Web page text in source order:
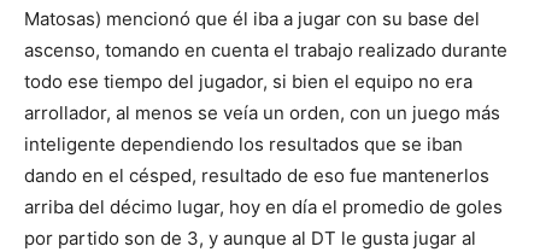
Matosas) mencionó que él iba a jugar con su base del
ascenso, tomando en cuenta el trabajo realizado durante
todo ese tiempo del jugador, si bien el equipo no era
arrollador, al menos se veía un orden, con un juego más
inteligente dependiendo los resultados que se iban
dando en el césped, resultado de eso fue mantenerlos
arriba del décimo lugar, hoy en día el promedio de goles
por partido son de 3, y aunque al DT le gusta jugar al